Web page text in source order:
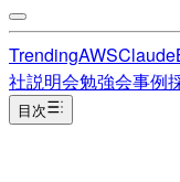
TrendingAWSClaude
社説明会勉強会事例
目次